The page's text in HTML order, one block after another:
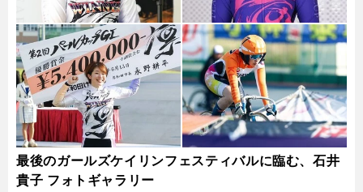
最後のガールズケイリンフェスティバルに臨む、石井
貴子 フォトギャラリー